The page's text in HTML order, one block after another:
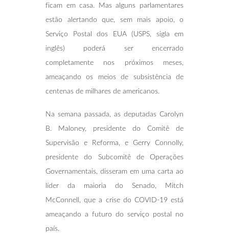
ficam em casa. Mas alguns parlamentares
estão alertando que, sem mais apoio, o
Serviço Postal dos EUA (USPS, sigla em
inglês) poderá ser encerrado
completamente nos próximos meses,
ameaçando os meios de subsistência de
centenas de milhares de americanos.
Na semana passada, as deputadas Carolyn
B. Maloney, presidente do Comitê de
Supervisão e Reforma, e Gerry Connolly,
presidente do Subcomitê de Operações
Governamentais, disseram em uma carta ao
líder da maioria do Senado, Mitch
McConnell, que a crise do COVID-19 está
ameaçando a futuro do serviço postal no
país.